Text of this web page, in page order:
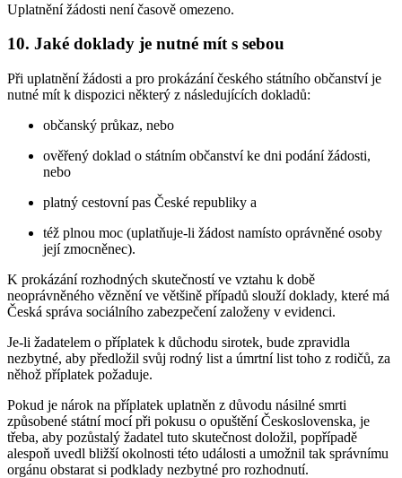
Uplatnění žádosti není časově omezeno.
10. Jaké doklady je nutné mít s sebou
Při uplatnění žádosti a pro prokázání českého státního občanství je
nutné mít k dispozici některý z následujících dokladů:
občanský průkaz, nebo
ověřený doklad o státním občanství ke dni podání žádosti,
nebo
platný cestovní pas České republiky a
též plnou moc (uplatňuje-li žádost namísto oprávněné osoby
její zmocněnec).
K prokázání rozhodných skutečností ve vztahu k době
neoprávněného věznění ve většině případů slouží doklady, které má
Česká správa sociálního zabezpečení založeny v evidenci.
Je-li žadatelem o příplatek k důchodu sirotek, bude zpravidla
nezbytné, aby předložil svůj rodný list a úmrtní list toho z rodičů, za
něhož příplatek požaduje.
Pokud je nárok na příplatek uplatněn z důvodu násilné smrti
způsobené státní mocí při pokusu o opuštění Československa, je
třeba, aby pozůstalý žadatel tuto skutečnost doložil, popřípadě
alespoň uvedl bližší okolnosti této události a umožnil tak správnímu
orgánu obstarat si podklady nezbytné pro rozhodnutí.